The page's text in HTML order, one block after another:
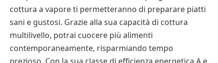
cottura a vapore ti permetteranno di preparare piatti
sani e gustosi. Grazie alla sua capacità di cottura
multilivello, potrai cuocere più alimenti
contemporaneamente, risparmiando tempo